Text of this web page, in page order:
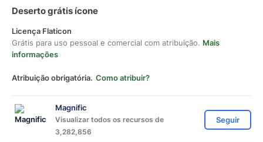
Deserto grátis ícone
Licença Flaticon
Grátis para uso pessoal e comercial com atribuição. Mais
informações
Atribuição obrigatória. Como atribuir?
Magnific
Visualizar todos os recursos de
3,282,856
Seguir